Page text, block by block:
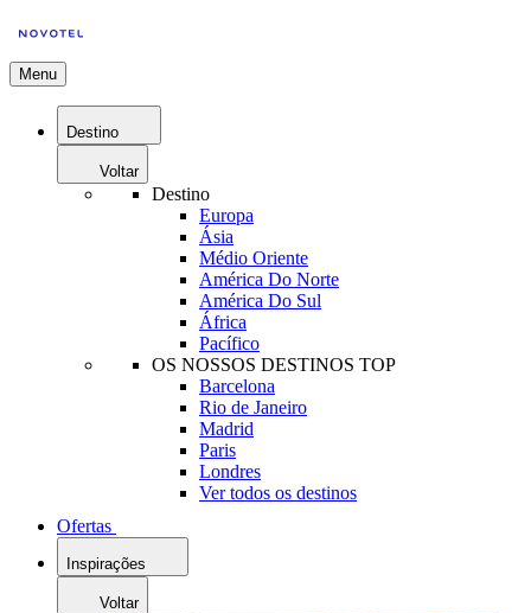
Menu
Destino
Voltar
Destino
Europa
Ásia
Médio Oriente
América Do Norte
América Do Sul
África
Pacífico
OS NOSSOS DESTINOS TOP
Barcelona
Rio de Janeiro
Madrid
Paris
Londres
Ver todos os destinos
Ofertas
Inspirações
Voltar